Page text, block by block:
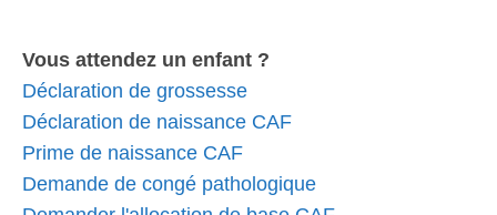
Vous attendez un enfant ?
Déclaration de grossesse
Déclaration de naissance CAF
Prime de naissance CAF
Demande de congé pathologique